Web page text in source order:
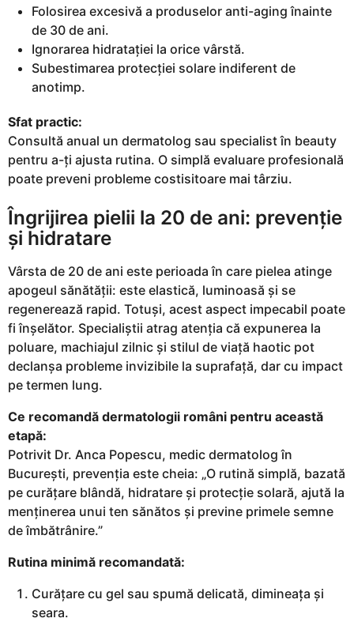
Folosirea excesivă a produselor anti-aging înainte
de 30 de ani.
Ignorarea hidratației la orice vârstă.
Subestimarea protecției solare indiferent de
anotimp.
Sfat practic:
Consultă anual un dermatolog sau specialist în beauty
pentru a-ți ajusta rutina. O simplă evaluare profesională
poate preveni probleme costisitoare mai târziu.
Îngrijirea pielii la 20 de ani: prevenție
și hidratare
Vârsta de 20 de ani este perioada în care pielea atinge
apogeul sănătății: este elastică, luminoasă și se
regenerează rapid. Totuși, acest aspect impecabil poate
fi înșelător. Specialiștii atrag atenția că expunerea la
poluare, machiajul zilnic și stilul de viață haotic pot
declanșa probleme invizibile la suprafață, dar cu impact
pe termen lung.
Ce recomandă dermatologii români pentru această
etapă:
Potrivit Dr. Anca Popescu, medic dermatolog în
București, prevenția este cheia: „O rutină simplă, bazată
pe curățare blândă, hidratare și protecție solară, ajută la
menținerea unui ten sănătos și previne primele semne
de îmbătrânire.”
Rutina minimă recomandată:
Curățare cu gel sau spumă delicată, dimineața și
seara.